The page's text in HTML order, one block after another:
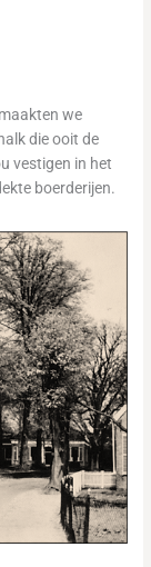
we
die ooit de
vestigen in het
boerderijen.